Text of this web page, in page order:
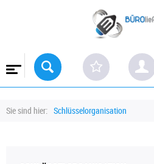
Sie sind hier: Schlüsselorganisation